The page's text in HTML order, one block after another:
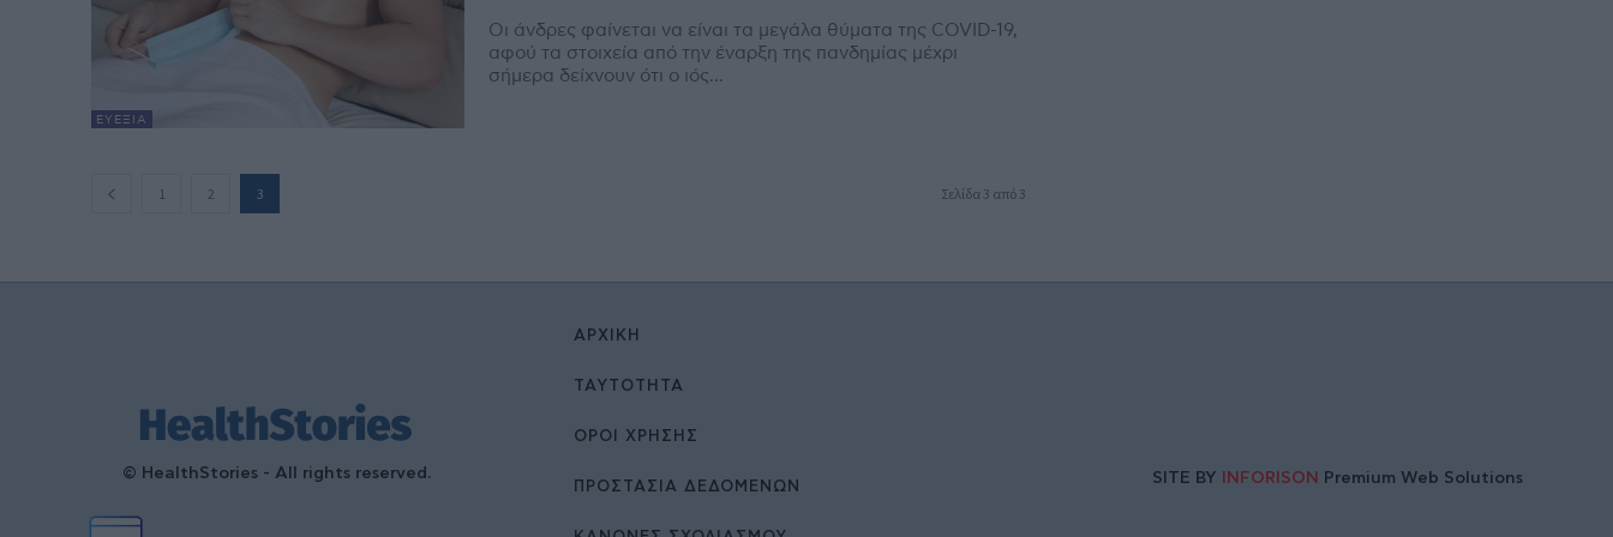
ΕΥΕΞΊΑ
Οι άνδρες φαίνεται να είναι τα μεγάλα θύματα της COVID-19,
αφού τα στοιχεία από την έναρξη της πανδημίας μέχρι
σήμερα δείχνουν ότι ο ιός...
1 2 3 Σελίδα 3 από 3
© HealthStories - All rights reserved.
ΑΡΧΙΚΉ
ΤΑΥΤΌΤΗΤΑ
ΌΡΟΙ ΧΡΉΣΗΣ
ΠΡΟΣΤΑΣΙΑ ΔΕΔΟΜΕΝΩΝ
SITE BY INFORISON Premium Web Solutions